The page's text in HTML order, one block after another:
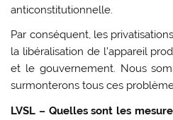
anticonstitutionnelle.
Par conséquent, les
la libéralisation de l’appareil
et le gouvernement. Nous
surmonterons tous ces
LVSL – Quelles sont les